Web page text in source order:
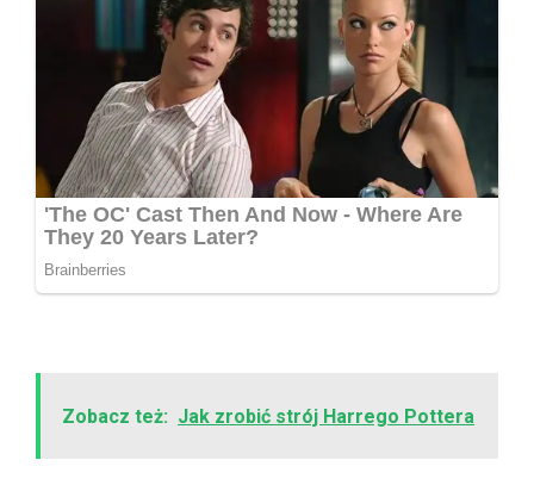
Zobacz też: Jak zrobić strój Harrego Pottera